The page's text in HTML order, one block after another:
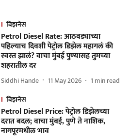
बिझनेस
Petrol Diesel Rate: आठवड्याच्या
पहिल्याच दिवशी पेट्रोल डिझेल महागलं की
स्वस्त झालं? वाचा मुंबई पुण्यासह तुमच्या
शहरातील दर
Siddhi Hande 11 May 2026 1 min read
बिझनेस
Petrol Diesel Price: पेट्रोल डिझेलच्या
दरात बदल; वाचा मुंबई, पुणे ते नाशिक,
नागपूरमधील भाव